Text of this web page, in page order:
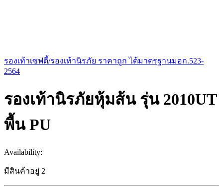
รองเท้าเซฟตี้/รองเท้านิรภัย ราคาถูก ได้มาตรฐานมอก.523-
2564
รองเท้านิรภัยหุ้มส้น รุ่น 2010UT
พื้น PU
Availability:
มีสินค้าอยู่ 2